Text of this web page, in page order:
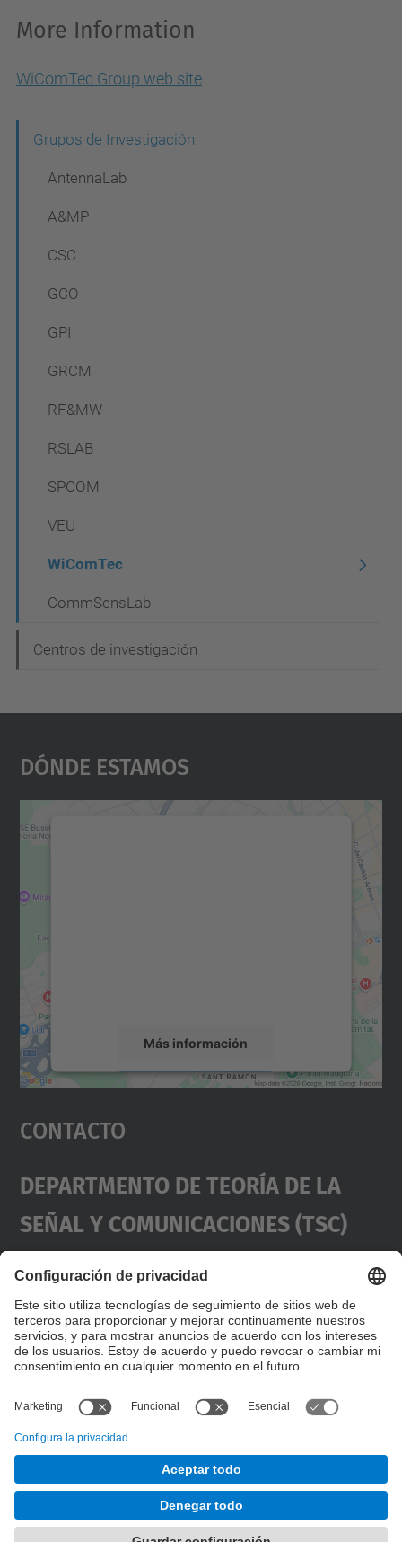
More Information
WiComTec Group web site
Grupos de Investigación
AntennaLab
A&MP
CSC
GCO
GPI
GRCM
RF&MW
RSLAB
SPCOM
VEU
WiComTec
CommSensLab
Centros de investigación
Dónde Estamos
Más información
Aceptar
powered by
Contacto
Departmento De Teoría De La
Señal Y Comunicaciones (TSC)
Contactousd.utgcnticupc.edu
Dirección
UPC Campus Nord, C/Jordi Girona 1-3,
Edificios D3-D4-D5, 08034 Barcelona
(SPAIN)
Teléfono +34 934017486
Desarrollado con